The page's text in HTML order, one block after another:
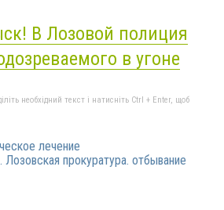
В Лозовой полиция
в угоне
необхідний текст і натисніть Ctrl + Enter, щоб
лечение
прокуратура. отбывание